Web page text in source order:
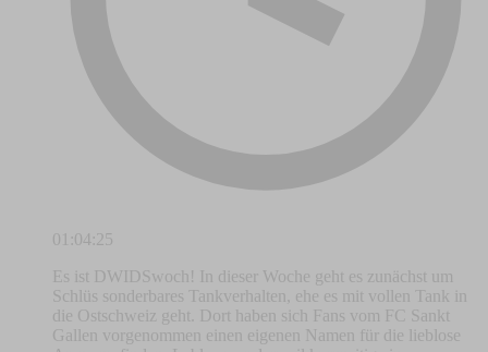
01:04:25
Es ist DWIDSwoch! In dieser Woche geht es zunächst um
Schlüs sonderbares Tankverhalten, ehe es mit vollen Tank in
die Ostschweiz geht. Dort haben sich Fans vom FC Sankt
Gallen vorgenommen einen eigenen Namen für die lieblose